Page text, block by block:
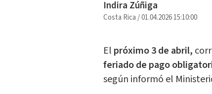
Indira Zúñiga
Costa Rica/01.04.2026 15:10:00
El próximo 3 de abril,
feriado de pago
según informó el